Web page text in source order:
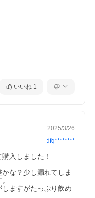
いいね 1
2025/3/26
dfq********
入しました！
な？少し漏れてしま
ますがたっぷり飲め